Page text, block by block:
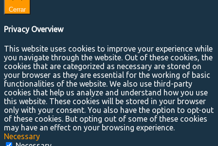
Cerrar
Privacy Overview
This website uses cookies to improve your experience while
you navigate through the website. Out of these cookies, the
cookies that are categorized as necessary are stored on
your browser as they are essential for the working of basic
functionalities of the website. We also use third-party
cookies that help us analyze and understand how you use
this website. These cookies will be stored in your browser
only with your consent. You also have the option to opt-out
of these cookies. But opting out of some of these cookies
may have an effect on your browsing experience.
Necessary